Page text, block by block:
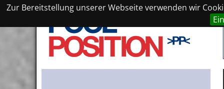
Zur Bereitstellung unserer Webseite verwenden wir